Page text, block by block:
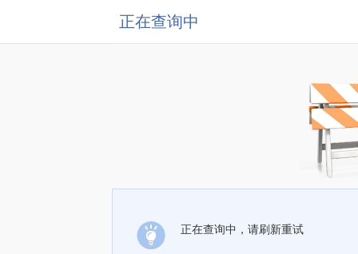
正在查询中
正在查询中，请刷新重试